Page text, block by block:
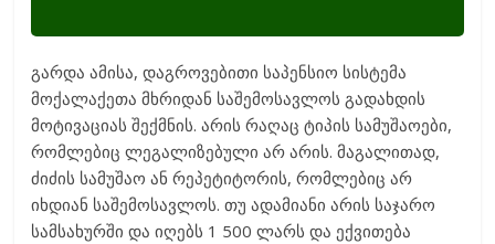
გარდა ამისა, დაგროვებითი საპენსიო სისტემა
მოქალაქეთა მხრიდან საშემოსავლოს გადახდის
მოტივაციას შექმნის. არის რაღაც ტიპის სამუშაოები,
რომლებიც ლეგალიზებული არ არის. მაგალითად,
ძიძის სამუშაო ან რეპეტიტორის, რომლებიც არ
იხდიან საშემოსავლოს. თუ ადამიანი არის საჯარო
სამსახურში და იღებს 1 500 ლარს და ექვითება